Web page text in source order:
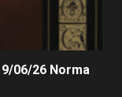
06/26 Norma